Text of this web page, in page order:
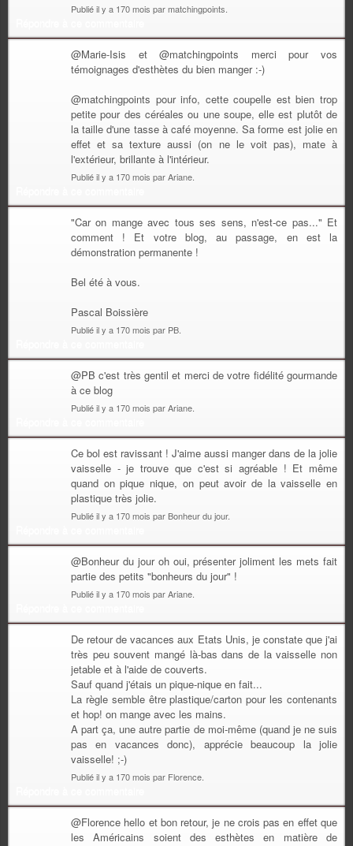
Publié il y a 170 mois par matchingpoints.
@Marie-Isis et @matchingpoints merci pour vos
témoignages d'esthètes du bien manger :-)
@matchingpoints pour info, cette coupelle est bien trop
petite pour des céréales ou une soupe, elle est plutôt de
la taille d'une tasse à café moyenne. Sa forme est jolie en
effet et sa texture aussi (on ne le voit pas), mate à
l'extérieur, brillante à l'intérieur.
Publié il y a 170 mois par Ariane.
"Car on mange avec tous ses sens, n'est-ce pas..." Et
comment ! Et votre blog, au passage, en est la
démonstration permanente !
Bel été à vous.
Pascal Boissière
Publié il y a 170 mois par PB.
@PB c'est très gentil et merci de votre fidélité gourmande
à ce blog
Publié il y a 170 mois par Ariane.
Ce bol est ravissant ! J'aime aussi manger dans de la jolie
vaisselle - je trouve que c'est si agréable ! Et même
quand on pique nique, on peut avoir de la vaisselle en
plastique très jolie.
Publié il y a 170 mois par Bonheur du jour.
@Bonheur du jour oh oui, présenter joliment les mets fait
partie des petits "bonheurs du jour" !
Publié il y a 170 mois par Ariane.
De retour de vacances aux Etats Unis, je constate que j'ai
très peu souvent mangé là-bas dans de la vaisselle non
jetable et à l'aide de couverts.
Sauf quand j'étais un pique-nique en fait...
La règle semble être plastique/carton pour les contenants
et hop! on mange avec les mains.
A part ça, une autre partie de moi-même (quand je ne suis
pas en vacances donc), apprécie beaucoup la jolie
vaisselle! ;-)
Publié il y a 170 mois par Florence.
@Florence hello et bon retour, je ne crois pas en effet que
les Américains soient des esthètes en matière de